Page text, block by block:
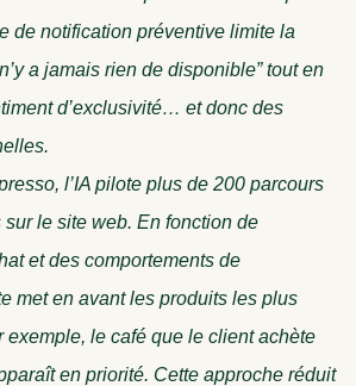
de notification préventive limite la
a jamais rien de disponible” tout en
d’exclusivité… et donc des
l’IA pilote plus de 200 parcours
le site web. En fonction de
et des comportements de
met en avant les produits les plus
le café que le client achète
en priorité. Cette approche réduit